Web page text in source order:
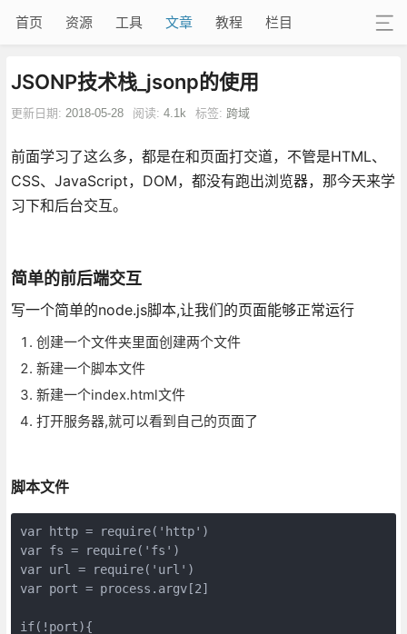
首页 资源 工具 文章 教程 栏目
JSONP技术栈_jsonp的使用
更新日期: 2018-05-28 阅读: 4.1k 标签: 跨域
前面学习了这么多，都是在和页面打交道，不管是HTML、
CSS、JavaScript，DOM，都没有跑出浏览器，那今天来学
习下和后台交互。
简单的前后端交互
写一个简单的node.js脚本,让我们的页面能够正常运行
创建一个文件夹里面创建两个文件
新建一个脚本文件
新建一个index.html文件
打开服务器,就可以看到自己的页面了
脚本文件
var http = require('http')
var fs = require('fs')
var url = require('url')
var port = process.argv[2]
if(!port){